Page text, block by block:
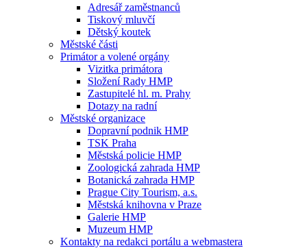
Adresář zaměstnanců
Tiskový mluvčí
Dětský koutek
Městské části
Primátor a volené orgány
Vizitka primátora
Složení Rady HMP
Zastupitelé hl. m. Prahy
Dotazy na radní
Městské organizace
Dopravní podnik HMP
TSK Praha
Městská policie HMP
Zoologická zahrada HMP
Botanická zahrada HMP
Prague City Tourism, a.s.
Městská knihovna v Praze
Galerie HMP
Muzeum HMP
Kontakty na redakci portálu a webmastera